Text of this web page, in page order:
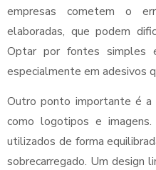
empresas cometem o
elaboradas, que podem
Optar por fontes simples
especialmente em adesivos
Outro ponto importante é a
como logotipos e
utilizados de forma
sobrecarregado. Um design